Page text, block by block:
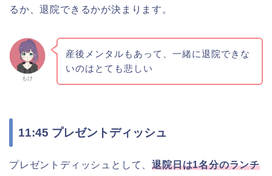
るか、退院できるかが決まります。
もけ
産後メンタルもあって、一緒に退院できな
いのはとても悲しい
11:45 プレゼントディッシュ
プレゼントディッシュとして、退院日は1名分のランチ